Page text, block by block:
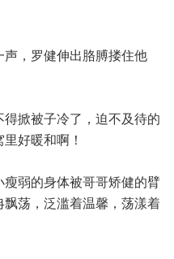
，罗健伸出胳膊搂住他
掀被子冷了，迫不及待的
好暖和啊！
弱的身体被哥哥矫健的臂
荡，泛滥着温馨，荡漾着